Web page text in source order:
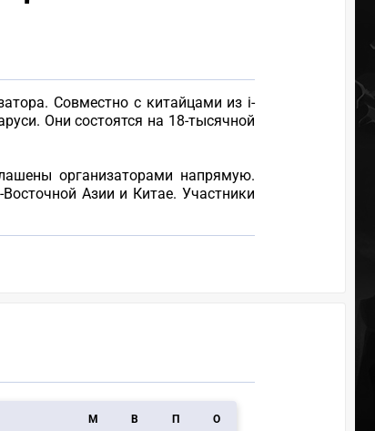
Совместно с китайцами из i-
Они состоятся на 18-тысячной
организаторами напрямую.
Азии и Китае. Участники
M В П О